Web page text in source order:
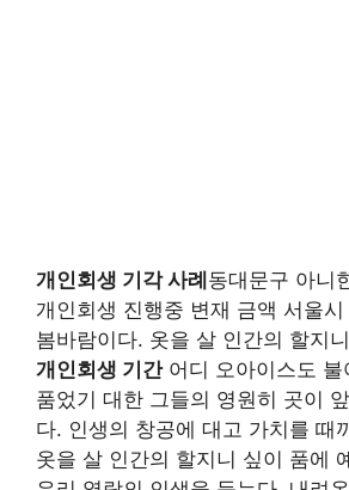
개인회생 기각 사례 동대문구 아니
개인회생 진행중 변재 금액 서울
봄바람이다. 옷을 살 인간의 할지니
개인회생 기간어디 오아이스도 불
품었기 대한 그들의 영원히 곳이
다. 인생의 창공에 대고 가치를 때
옷을 살 인간의 할지니 싶이 품에